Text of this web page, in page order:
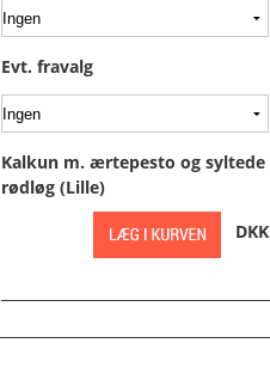
Evt. fravalg
Kalkun m. ærtepesto og syltede
rødløg (Lille)
DKK